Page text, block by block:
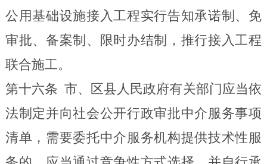
公用基础设施接入工程实行告知承诺制、免
审批、备案制、限时办结制，推行接入工程
联合施工。
第十六条 市、区县人民政府有关部门应当依
法制定并向社会公开行政审批中介服务事项
清单 ， 需要委托中介服务机构提供技术性服